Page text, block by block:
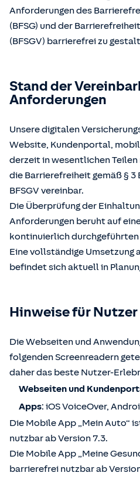
Anforderungen des
(BFSG) und der
(BFSGV) barrierefrei zu
Stand der
Anforderungen
Unsere digitalen
Website, Kundenportal,
derzeit in wesentlichen
die Barrierefreiheit gemäß § 3
BFSGV vereinbar.
Die Überprüfung der
Anforderungen beruht auf
kontinuierlich
Eine vollständige Umsetzung
befindet sich aktuell in
Hinweise für Nutzer
Die Webseiten und
folgenden Screenreadern
daher das beste Nutzer-
Webseiten und
Apps: iOS VoiceOver,
Die Mobile App „Mein Auto“
nutzbar ab Version 7.3.
Die Mobile App „Meine
barrierefrei nutzbar ab